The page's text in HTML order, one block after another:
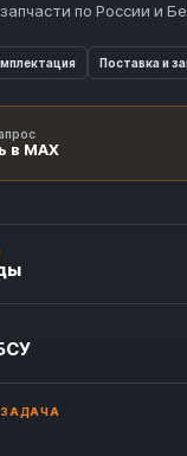
по России и
Поставка и
в MAX
ЗАДАЧА